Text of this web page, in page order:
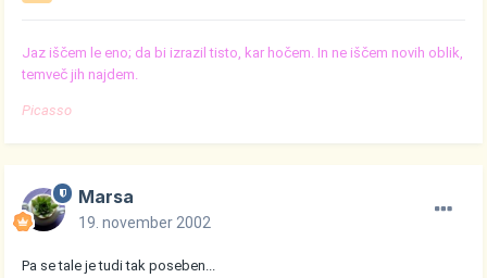
Jaz iščem le eno; da bi izrazil tisto, kar hočem. In ne iščem novih oblik,
temveč jih najdem.
Picasso
Marsa
19. november 2002
Pa se tale je tudi tak poseben...